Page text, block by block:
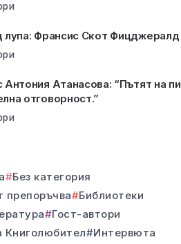
лупа: Франсис Скот Фицджералд
Атанасова: “Пътят на
отговорност.”
Без категория
препоръчва
Библиотеки
Гост-автори
Книголюбител
Интервюта